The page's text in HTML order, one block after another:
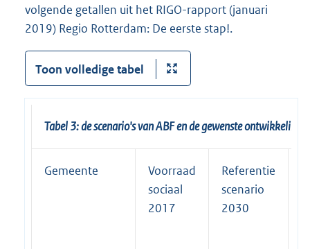
volgende getallen uit het RIGO-rapport (januari
2019) Regio Rotterdam: De eerste stap!.
Toon volledige tabel
Tabel 3: de scenario's van ABF en de gewenste
Gemeente
Voorraad
sociaal
2017
Referentie
scenario
2030